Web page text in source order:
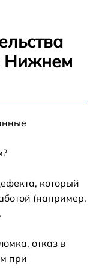
Нижнем
который
(например,
отказ в
при